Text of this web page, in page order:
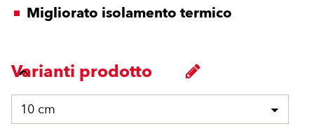
Migliorato isolamento termico
Varianti prodotto
10 cm